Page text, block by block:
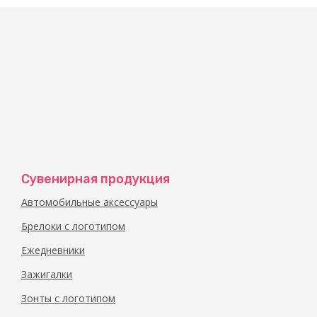
Сувенирная продукция
Автомобильные аксессуары
Брелоки с логотипом
Ежедневники
Зажигалки
Зонты с логотипом